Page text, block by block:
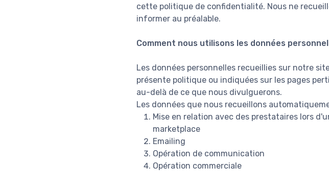
cette politique de confidentialité. Nous ne
informer au préalable.
Comment nous utilisons les données
Les données personnelles recueillies sur notre
présente politique ou indiquées sur les pages
au-delà de ce que nous divulguerons.
Les données que nous recueillons
Mise en relation avec des prestataires lors
marketplace
Emailing
Opération de communication
Opération commerciale